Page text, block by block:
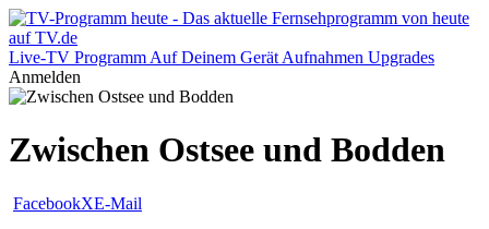
Live-TV Programm Auf Deinem Gerät Aufnahmen Upgrades
Anmelden
Zwischen Ostsee und Bodden
FacebookXE-Mail